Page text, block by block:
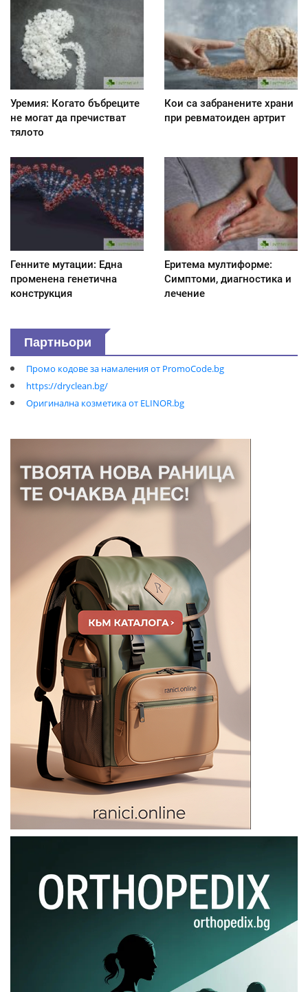
Уремия: Когато бъбреците
не могат да пречистват
тялото
Кои са забранените храни
при ревматоиден артрит
Генните мутации: Една
променена генетична
конструкция
Еритема мултиформе:
Симптоми, диагностика и
лечение
Партньори
Промо кодове за намаления от PromoCode.bg
https://dryclean.bg/
Оригинална козметика от ELINOR.bg